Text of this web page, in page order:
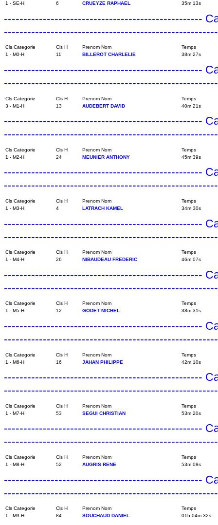
1 - SE-H
6 CRUEYZE RAPHAEL 35m 13s
---------------------------------------------------
Cls Categorie Cls H Prenom Nom
Temps
1 - M0-H
11 BILLEROT CHARLELIE 38m 27s
---------------------------------------------------
Cls Categorie Cls H Prenom Nom
Temps
3 - M1-H
13 AUDEBERT DAVID 40m 21s
---------------------------------------------------
Cls Categorie Cls H Prenom Nom
Temps
1 - M2-H
24 MEUNIER ANTHONY 45m 39s
---------------------------------------------------
Cls Categorie Cls H Prenom Nom
Temps
1 - M3-H
4 LATRACH KAMEL 34m 30s
---------------------------------------------------
Cls Categorie Cls H Prenom Nom
Temps
1 - M4-H
26 NIBAUDEAU FREDERIC 46m 07s
---------------------------------------------------
Cls Categorie Cls H Prenom Nom
Temps
1 - M5-H
12 GODET MICHEL 38m 31s
---------------------------------------------------
Cls Categorie Cls H Prenom Nom
Temps
1 - M6-H
16 JAHAN PHILIPPE 42m 10s
---------------------------------------------------
Cls Categorie Cls H Prenom Nom
Temps
1 - M7-H
53 SEGUI CHRISTIAN 53m 20s
---------------------------------------------------
Cls Categorie Cls H Prenom Nom
Temps
1 - M8-H
52 AUGRIS RENE 53m 08s
---------------------------------------------------
Cls Categorie Cls H Prenom Nom
Temps
1 - M9-H
84 SOUCHAUD DANIEL 01h 04m 32s